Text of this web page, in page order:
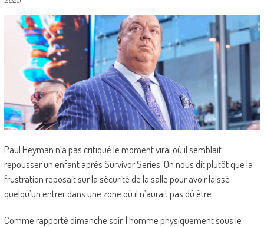
Paul Heyman n’a pas critiqué le moment viral où il semblait
repousser un enfant après Survivor Series. On nous dit plutôt que la
frustration reposait sur la sécurité de la salle pour avoir laissé
quelqu’un entrer dans une zone où il n’aurait pas dû être.
Comme rapporté dimanche soir, l’homme physiquement sous le